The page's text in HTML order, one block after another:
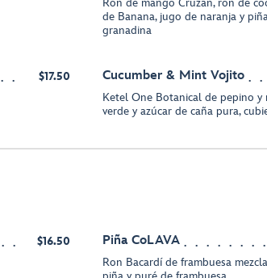
Ron de mango Cruzan, ron de
de Banana, jugo de naranja y
granadina
$17.50 Cucumber & Mint Vojito
Ketel One Botanical de pepino y
verde y azúcar de caña pura,
$16.50 Piña CoLAVA
Ron Bacardí de frambuesa